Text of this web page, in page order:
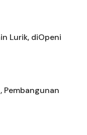
Lurik, diOpeni
Pembangunan